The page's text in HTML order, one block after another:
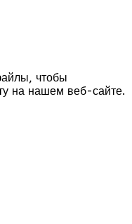
чтобы
на нашем веб-сайте.